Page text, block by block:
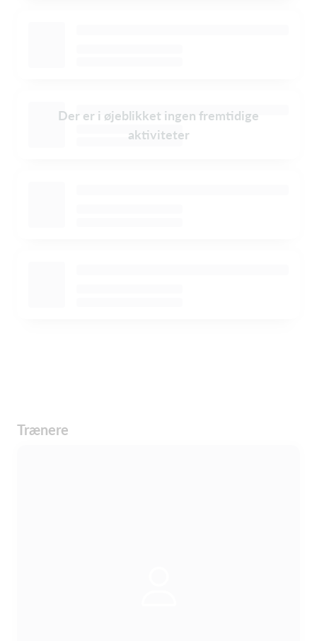
Der er i øjeblikket ingen fremtidige
aktiviteter
Trænere